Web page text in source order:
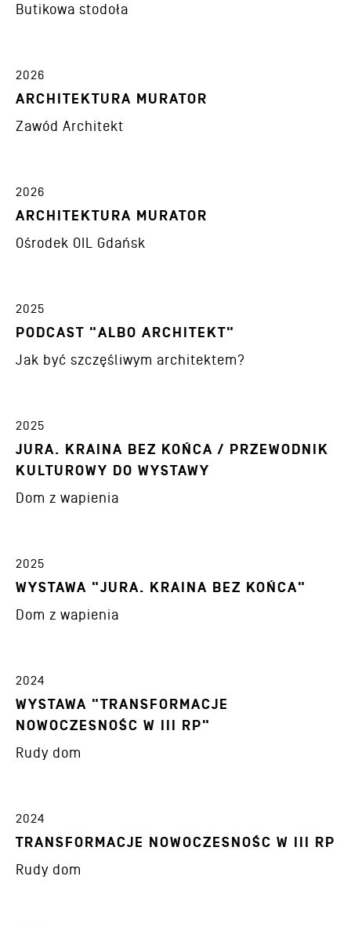
Butikowa stodoła
2026
ARCHITEKTURA MURATOR
Zawód Architekt
2026
ARCHITEKTURA MURATOR
Ośrodek OIL Gdańsk
2025
PODCAST "ALBO ARCHITEKT"
Jak być szczęśliwym architektem?
2025
JURA. KRAINA BEZ KOŃCA / PRZEWODNIK
KULTUROWY DO WYSTAWY
Dom z wapienia
2025
WYSTAWA "JURA. KRAINA BEZ KOŃCA"
Dom z wapienia
2024
WYSTAWA "TRANSFORMACJE
NOWOCZESNOŚC W III RP"
Rudy dom
2024
TRANSFORMACJE NOWOCZESNOŚC W III RP
Rudy dom